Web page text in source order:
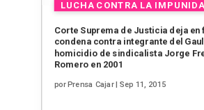
Corte Suprema de Justicia deja en
condena contra integrante del
homicidio de sindicalista Jorge
Romero en 2001
porPrensa Cajar| Sep 11, 2015